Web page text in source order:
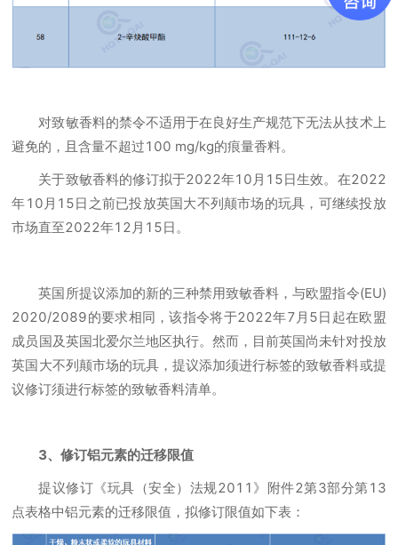
对致敏香料的禁令不适用于在良好生产规范下无法从技术上
避免的，且含量不超过100 mg/kg的痕量香料。
关于致敏香料的修订拟于2022年10月15日生效。在2022
年10月15日之前已投放英国大不列颠市场的玩具，可继续投放
市场直至2022年12月15日。
英国所提议添加的新的三种禁用致敏香料，与欧盟指令(EU)
2020/2089的要求相同，该指令将于2022年7月5日起在欧盟
成员国及英国北爱尔兰地区执行。然而，目前英国尚未针对投放
英国大不列颠市场的玩具，提议添加须进行标签的致敏香料或提
议修订须进行标签的致敏香料清单。
3、修订铝元素的迁移限值
提议修订《玩具（安全）法规2011》附件2第3部分第13
点表格中铝元素的迁移限值，拟修订限值如下表：